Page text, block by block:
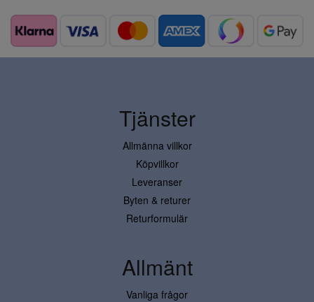
Tjänster
Allmänna villkor
Köpvillkor
Leveranser
Byten & returer
Returformulär
Allmänt
Vanliga frågor